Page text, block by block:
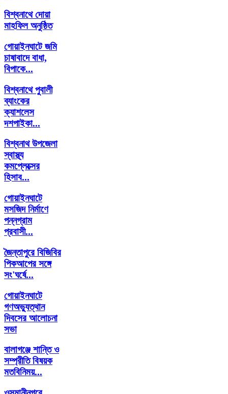
বিশ্বনাথে দোয়া
মাহফিল অনুষ্ঠিত
গোয়াইনঘাটে জমি
চাষাবাদে বাধা,
বিপাকে...
বিশ্বনাথে পুবালী
ব্যাংকের
ক্যাশলেস
দশপাইকা...
বিশ্বনাথ উপজেলা
স্বাস্থ্য
কমপ্লেক্সের
হিসাব...
গোয়াইনঘাটে
মসজিদ নির্মাণে
পন্নগ্রাম
প্রবাসী...
জৈন্তাপুরে বিজিবির
পিকআপের সঙ্গে
সং'ঘর্ষে...
গোয়াইনঘাটে
গণঅভ্যুত্থান
দিবসের আলোচনা
সভা
বালাগঞ্জে শান্তি ও
সম্প্রীতি বিষয়ক
মতবিনিময়...